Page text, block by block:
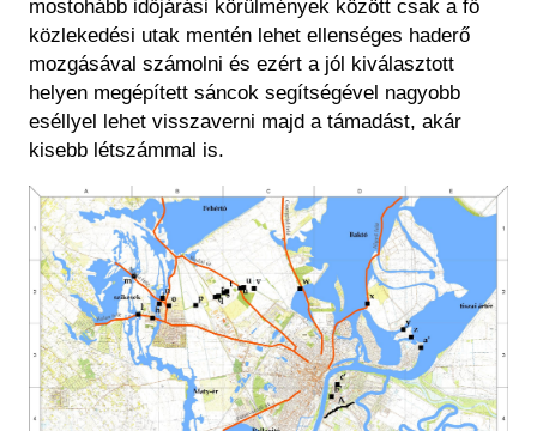
mostohább időjárási körülmények között csak a fő
közlekedési utak mentén lehet ellenséges haderő
mozgásával számolni és ezért a jól kiválasztott
helyen megépített sáncok segítségével nagyobb
eséllyel lehet visszaverni majd a támadást, akár
kisebb létszámmal is.
Kép